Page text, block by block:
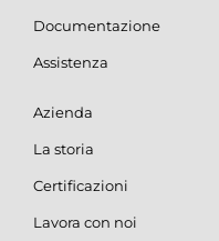
Documentazione
Assistenza
Azienda
La storia
Certificazioni
Lavora con noi